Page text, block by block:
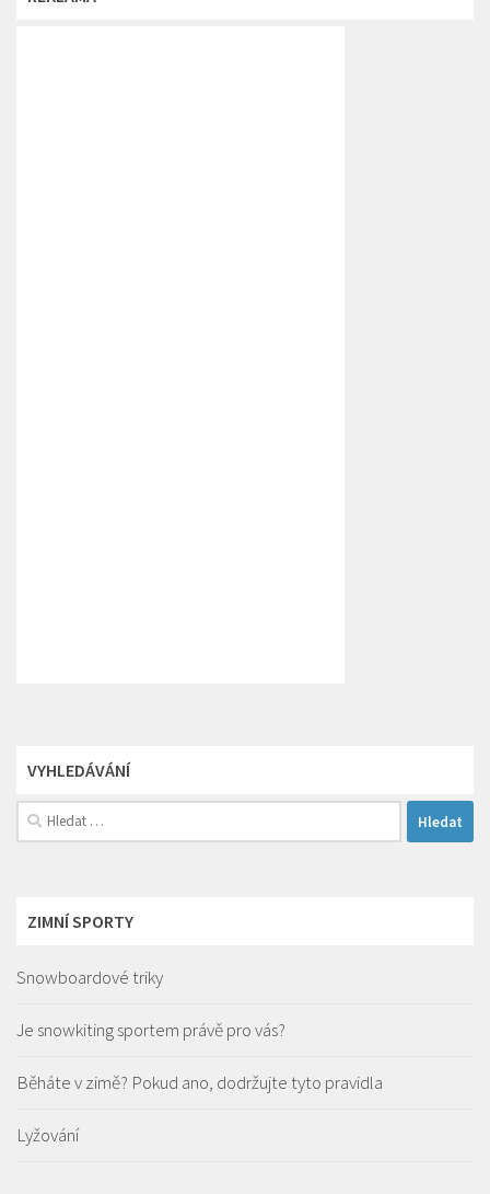
VYHLEDÁVÁNÍ
Vyhledávání
ZIMNÍ SPORTY
Snowboardové triky
Je snowkiting sportem právě pro vás?
Běháte v zimě? Pokud ano, dodržujte tyto pravidla
Lyžování